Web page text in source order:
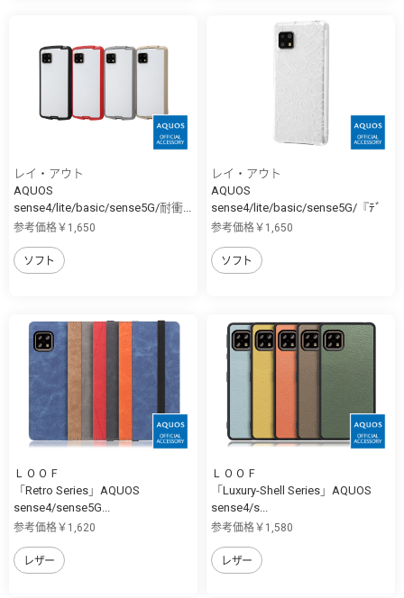
レイ・アウト
AQUOS
sense4/lite/basic/sense5G/耐衝...
参考価格￥1,650
ソフト
レイ・アウト
AQUOS
sense4/lite/basic/sense5G/『ﾃﾞ
ｨ...
参考価格￥1,650
ソフト
ＬＯＯＦ
「Retro Series」AQUOS
sense4/sense5G...
参考価格￥1,620
レザー
ＬＯＯＦ
「Luxury-Shell Series」AQUOS
sense4/s...
参考価格￥1,580
レザー